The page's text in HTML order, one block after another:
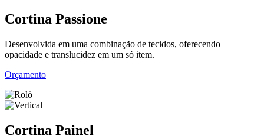
Cortina Passione
Desenvolvida em uma combinação de tecidos, oferecendo
opacidade e translucidez em um só item.
Orçamento
Cortina Painel